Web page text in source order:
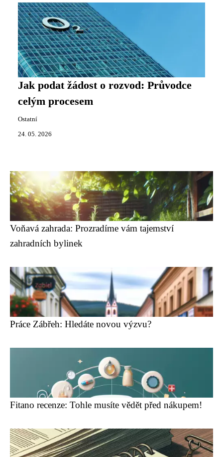
Jak podat žádost o rozvod: Průvodce
celým procesem
Ostatní
24. 05. 2026
Voňavá zahrada: Prozradíme vám tajemství
zahradních bylinek
Práce Zábřeh: Hledáte novou výzvu?
Fitano recenze: Tohle musíte vědět před nákupem!